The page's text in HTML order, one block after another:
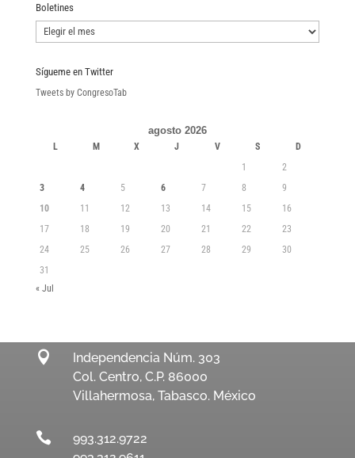
Boletines
Boletines
Sígueme en Twitter
Tweets by CongresoTab
agosto 2026
L M X J V S
D
1
2
3
4 5 6 7 8
9
10
11 12 13 14 15
16
17
18 19 20 21 22
23
24
25 26 27 28 29
30
31
« Jul

Independencia Núm. 303
Col. Centro, C.P. 86000
Villahermosa, Tabasco. México

993.312.9722